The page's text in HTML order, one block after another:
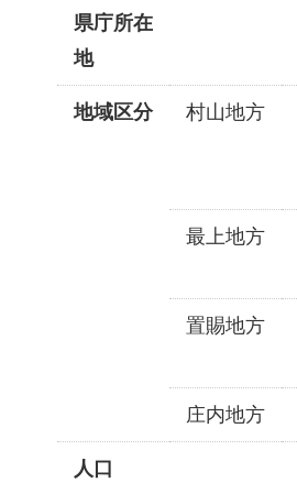
県庁所在
地
地域区分 村山地方
最上地方
置賜地方
庄内地方
人口